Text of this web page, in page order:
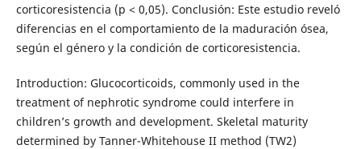
corticoresistencia (p < 0,05). Conclusión: Este estudio reveló
diferencias en el comportamiento de la maduración ósea,
según el género y la condición de corticoresistencia.
Introduction: Glucocorticoids, commonly used in the
treatment of nephrotic syndrome could interfere in
children’s growth and development. Skeletal maturity
determined by Tanner-Whitehouse II method (TW2)